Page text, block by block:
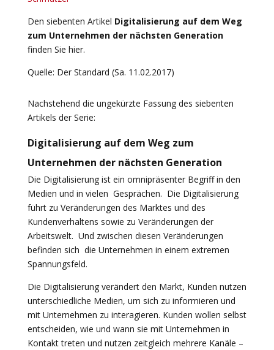
Den siebenten Artikel Digitalisierung auf dem Weg
zum Unternehmen der nächsten Generation
finden Sie hier.
Quelle: Der Standard (Sa. 11.02.2017)
Nachstehend die ungekürzte Fassung des siebenten
Artikels der Serie:
Digitalisierung auf dem Weg zum
Unternehmen der nächsten Generation
Die Digitalisierung ist ein omnipräsenter Begriff in den
Medien und in vielen Gesprächen. Die Digitalisierung
führt zu Veränderungen des Marktes und des
Kundenverhaltens sowie zu Veränderungen der
Arbeitswelt. Und zwischen diesen Veränderungen
befinden sich die Unternehmen in einem extremen
Spannungsfeld.
Die Digitalisierung verändert den Markt, Kunden nutzen
unterschiedliche Medien, um sich zu informieren und
mit Unternehmen zu interagieren. Kunden wollen selbst
entscheiden, wie und wann sie mit Unternehmen in
Kontakt treten und nutzen zeitgleich mehrere Kanäle –